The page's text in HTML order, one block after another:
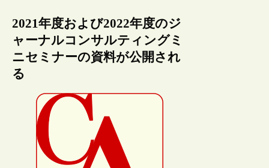
2021年度および2022年度のジ
ャーナルコンサルティングミ
ニセミナーの資料が公開され
る